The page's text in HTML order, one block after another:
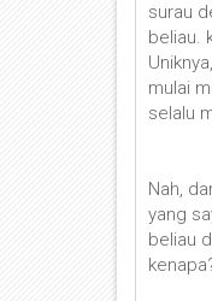
surau
beliau.
mulai
selalu
Nah,
yang
beliau